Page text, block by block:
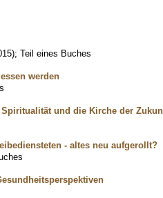
); Teil eines Buches
werden
und die Kirche der
- altes neu aufgerollt?